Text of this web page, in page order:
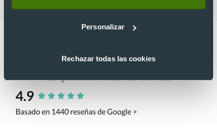
Personalizar
Rechazar todas las cookies
Lo que dicen nuestros clientes
4.9
Basado en 1440 reseñas de Google >